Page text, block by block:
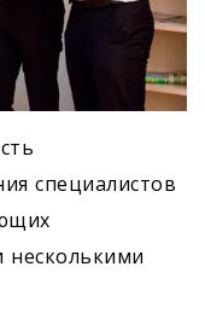
специалистов
несколькими